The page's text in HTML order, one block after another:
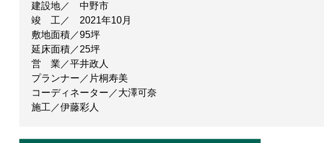
建設地／ 中野市
竣 工／ 2021年10月
敷地面積／95坪
延床面積／25坪
営 業／平井政人
プランナー／片桐寿美
コーディネーター／大澤可奈
施工／伊藤彩人